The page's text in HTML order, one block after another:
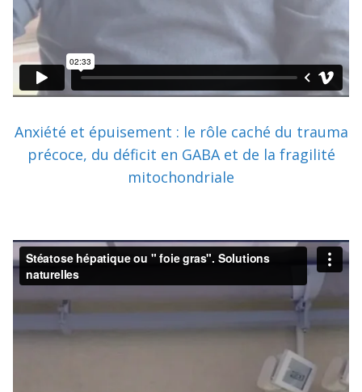
Anxiété et épuisement : le rôle caché du trauma
précoce, du déficit en GABA et de la fragilité
mitochondriale